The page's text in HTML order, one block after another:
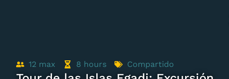
12 max 8 hours Compartido